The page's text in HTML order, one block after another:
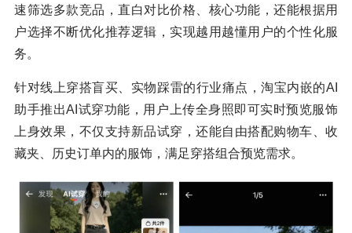
速筛选多款竞品，直白对比价格、核心功能，还能根据用
户选择不断优化推荐逻辑，实现越用越懂用户的个性化服
务。
针对线上穿搭盲买、实物踩雷的行业痛点，淘宝内嵌的AI
助手推出AI试穿功能，用户上传全身照即可实时预览服饰
上身效果，不仅支持新品试穿，还能自由搭配购物车、收
藏夹、历史订单内的服饰，满足穿搭组合预览需求。